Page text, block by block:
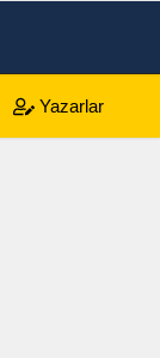
Yazarlar